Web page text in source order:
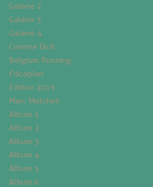
Galerie 2
Galérie 3
Galerie 4
Corinne Dick
Belgium Running
Fiscoplan
Edition 2019
Marc Melchoir
Album 1
Album 2
Album 3
Album 4
Album 5
Album 6